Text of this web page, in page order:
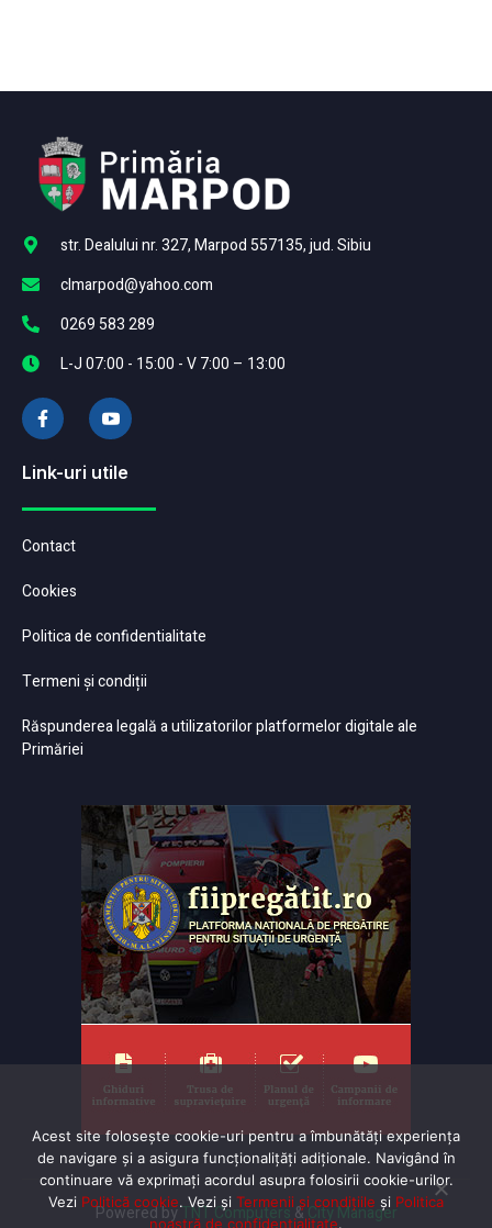
str. Dealului nr. 327, Marpod 557135, jud. Sibiu
clmarpod@yahoo.com
0269 583 289
L-J 07:00 - 15:00 - V 7:00 – 13:00
Link-uri utile
Contact
Cookies
Politica de confidentialitate
Termeni și condiții
Răspunderea legală a utilizatorilor platformelor digitale ale
Primăriei
Powered byTNT Computers&City Manager
Acest site folosește cookie-uri pentru a îmbunătăți experiența
de navigare și a asigura funcționalițăți adiționale. Navigând în
continuare vă exprimaţi acordul asupra folosirii cookie-urilor.
Vezi Politică cookie. Vezi și Termenii și condițiile și Politica
noastră de confidentialitate.